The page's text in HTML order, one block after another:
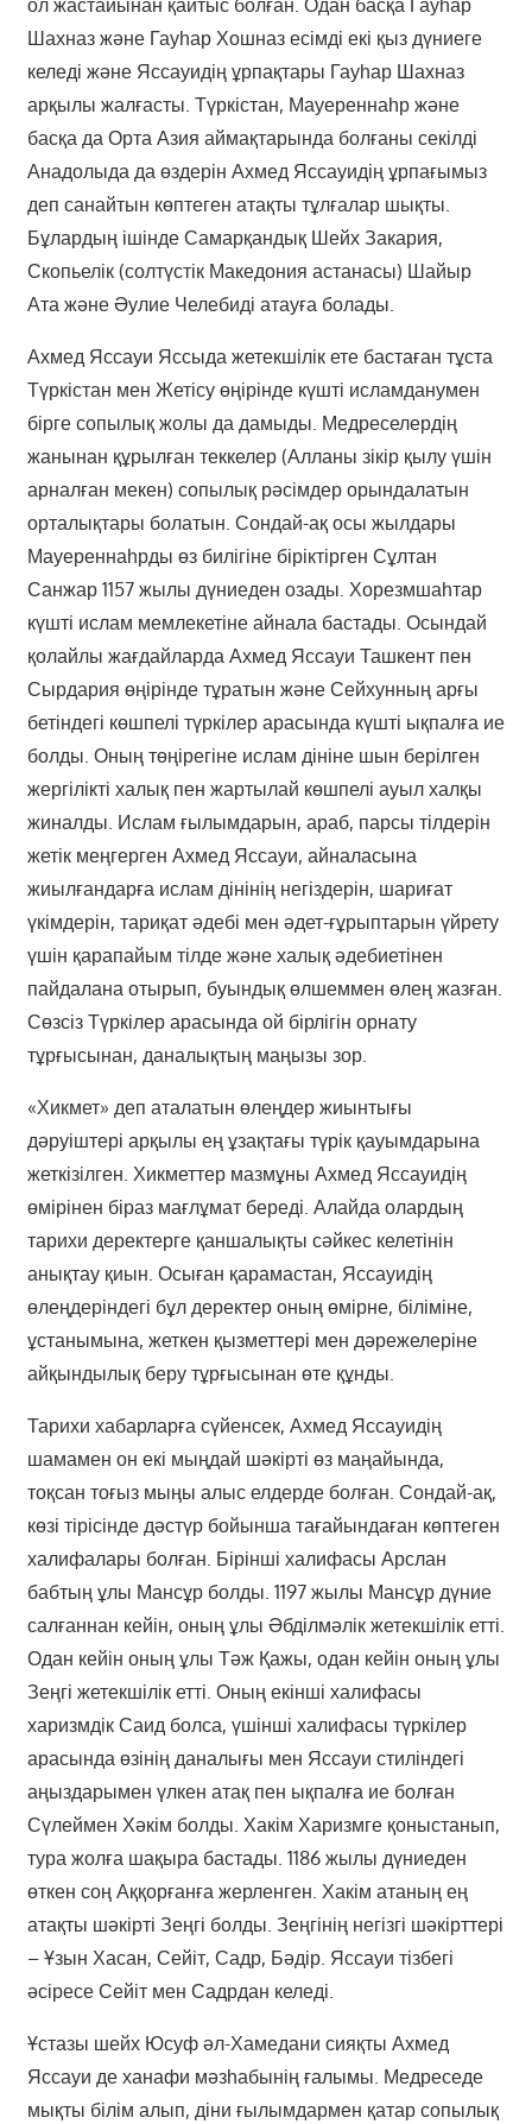
ол жастайынан қайтыс болған. Одан басқа Гауһар
Шахназ және Гауһар Хошназ есімді екі қыз дүниеге
келеді және Яссауидің ұрпақтары Гауһар Шахназ
арқылы жалғасты. Түркістан, Мауереннаһр және
басқа да Орта Азия аймақтарында болғаны секілді
Анадолыда да өздерін Ахмед Яссауидің ұрпағымыз
деп санайтын көптеген атақты тұлғалар шықты.
Бұлардың ішінде Самарқандық Шейх Закария,
Скопьелік (солтүстік Македония астанасы) Шайыр
Ата және Әулие Челебиді атауға болады.
Ахмед Яссауи Яссыда жетекшілік ете бастаған тұста
Түркістан мен Жетісу өңірінде күшті исламданумен
бірге сопылық жолы да дамыды. Медреселердің
жанынан құрылған теккелер (Алланы зікір қылу үшін
арналған мекен) сопылық рәсімдер орындалатын
орталықтары болатын. Сондай-ақ осы жылдары
Мауереннаһрды өз билігіне біріктірген Сұлтан
Санжар 1157 жылы дүниеден озады. Хорезмшаһтар
күшті ислам мемлекетіне айнала бастады. Осындай
қолайлы жағдайларда Ахмед Яссауи Ташкент пен
Сырдария өңірінде тұратын және Сейхунның арғы
бетіндегі көшпелі түркілер арасында күшті ықпалға ие
болды. Оның төңірегіне ислам дініне шын берілген
жергілікті халық пен жартылай көшпелі ауыл халқы
жиналды. Ислам ғылымдарын, араб, парсы тілдерін
жетік меңгерген Ахмед Яссауи, айналасына
жиылғандарға ислам дінінің негіздерін, шариғат
үкімдерін, тариқат әдебі мен әдет-ғұрыптарын үйрету
үшін қарапайым тілде және халық әдебиетінен
пайдалана отырып, буындық өлшеммен өлең жазған.
Сөзсіз Түркілер арасында ой бірлігін орнату
тұрғысынан, даналықтың маңызы зор.
«Хикмет» деп аталатын өлеңдер жиынтығы
дәруіштері арқылы ең ұзақтағы түрік қауымдарына
жеткізілген. Хикметтер мазмұны Ахмед Яссауидің
өмірінен біраз мағлұмат береді. Алайда олардың
тарихи деректерге қаншалықты сәйкес келетінін
анықтау қиын. Осыған қарамастан, Яссауидің
өлеңдеріндегі бұл деректер оның өмірне, біліміне,
ұстанымына, жеткен қызметтері мен дәрежелеріне
айқындылық беру тұрғысынан өте құнды.
Тарихи хабарларға сүйенсек, Ахмед Яссауидің
шамамен он екі мыңдай шәкірті өз маңайында,
тоқсан тоғыз мыңы алыс елдерде болған. Сондай-ақ,
көзі тірісінде дәстүр бойынша тағайындаған көптеген
халифалары болған. Бірінші халифасы Арслан
бабтың ұлы Мансұр болды. 1197 жылы Мансұр дүние
салғаннан кейін, оның ұлы Әбділмәлік жетекшілік етті.
Одан кейін оның ұлы Тәж Қажы, одан кейін оның ұлы
Зеңгі жетекшілік етті. Оның екінші халифасы
харизмдік Саид болса, үшінші халифасы түркілер
арасында өзінің даналығы мен Яссауи стиліндегі
аңыздарымен үлкен атақ пен ықпалға ие болған
Сүлеймен Хәкім болды. Хакім Харизмге қоныстанып,
тура жолға шақыра бастады. 1186 жылы дүниеден
өткен соң Аққорғанға жерленген. Хакім атаның ең
атақты шәкірті Зеңгі болды. Зеңгінің негізгі шәкірттері
– Ұзын Хасан, Сейіт, Садр, Бәдір. Яссауи тізбегі
әсіресе Сейіт мен Садрдан келеді.
Ұстазы шейх Юсуф әл-Хамедани сияқты Ахмед
Яссауи де ханафи мәзһабынің ғалымы. Медреседе
мықты білім алып, діни ғылымдармен қатар сопылық